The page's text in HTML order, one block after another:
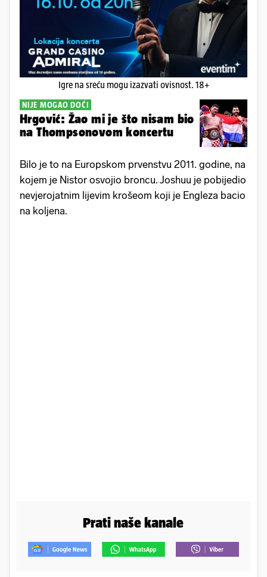
Igre na sreću mogu izazvati ovisnost. 18+
NIJE MOGAO DOĆI
Hrgović: Žao mi je što nisam bio
na Thompsonovom koncertu
Bilo je to na Europskom prvenstvu 2011. godine, na
kojem je Nistor osvojio broncu. Joshuu je pobijedio
nevjerojatnim lijevim krošeom koji je Engleza bacio
na koljena.
Prati naše kanale